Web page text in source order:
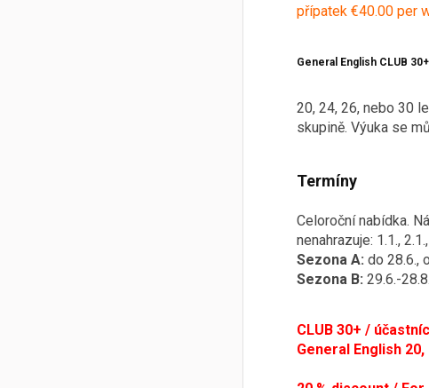
přípatek €40.00 per
General English CLUB 30+
20, 24, 26, nebo 30
skupině. Výuka se
Termíny
Celoroční nabídka.
nenahrazuje: 1.1.,
Sezona A: do 28.6.,
Sezona B: 29.6.-
CLUB 30+ /
General English